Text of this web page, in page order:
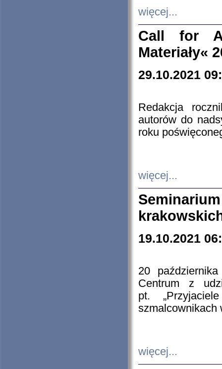
więcej...
Call for
Materiały«
29.10.2021
Redakcja
autorów do
roku
więcej...
19.10.2021
20
Centrum z
pt.
szmalcownikach
więcej...